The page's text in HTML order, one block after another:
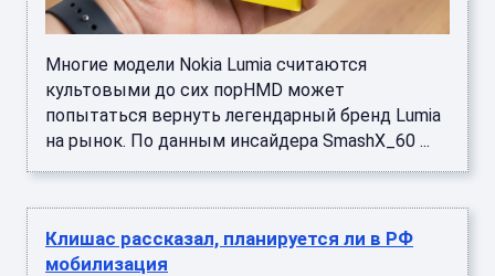
Многие модели Nokia Lumia считаются
культовыми до сих порHMD может
попытаться вернуть легендарный бренд Lumia
на рынок. По данным инсайдера SmashX_60 ...
Клишас рассказал, планируется ли в РФ
мобилизация